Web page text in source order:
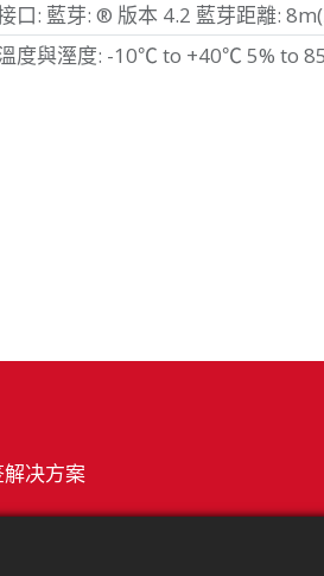
口: 藍芽: ® 版本 4.2 藍芽距離:
度與溼度: -10℃ to +40℃ 5% to
决方案